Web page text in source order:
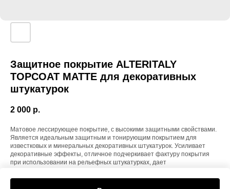
Защитное покрытие ALTERITALY
TOPCOAT MATTE для декоративных
штукатурок
2 000 р.
Матовое лессирующее покрытие, с высокими защитными свойствами.
Является идеальным защитным и тонирующим покрытием для
известковых и минеральных декоративных штукатурок. Усиливает
декоративные эффекты, отличное подчеркивает фактуру покрытия
при использовании на рельефных штукатурках, дает
паропроницаемое покрытие.